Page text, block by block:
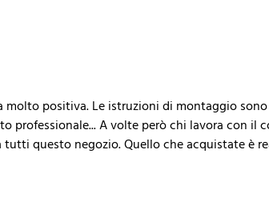
molto positiva. Le istruzioni di montaggio
A volte però chi lavora con
questo negozio. Quello che acquistate è